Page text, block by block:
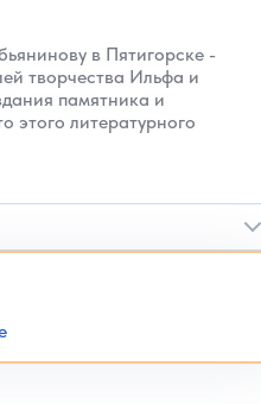
в Пятигорске -
творчества Ильфа и
памятника и
этого литературного